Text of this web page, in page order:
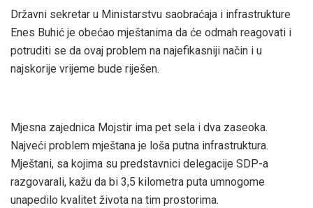
Državni sekretar u Ministarstvu saobraćaja i infrastrukture
Enes Buhić je obećao mještanima da će odmah reagovati i
potruditi se da ovaj problem na najefikasniji način i u
najskorije vrijeme bude riješen.
Mjesna zajednica Mojstir ima pet sela i dva zaseoka.
Najveći problem mještana je loša putna infrastruktura.
Mještani, sa kojima su predstavnici delegacije SDP-a
razgovarali, kažu da bi 3,5 kilometra puta umnogome
unapedilo kvalitet života na tim prostorima.